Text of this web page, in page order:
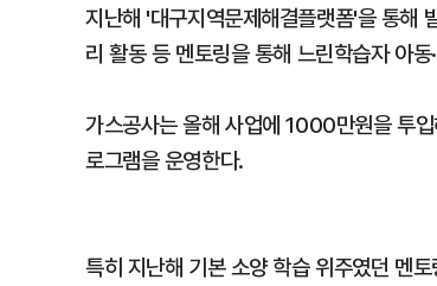
지난해 '대구지역문제해결플랫폼'을 통해
리 활동 등 멘토링을 통해 느린학습자 아
가스공사는 올해 사업에 1000만원을 투
로그램을 운영한다.
특히 지난해 기본 소양 학습 위주였던 멘